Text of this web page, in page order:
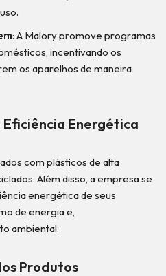
: A Malory promove programas
incentivando os
os aparelhos de maneira
Energética
com plásticos de alta
Além disso, a empresa se
energética de seus
de energia e,
ambiental.
Produtos